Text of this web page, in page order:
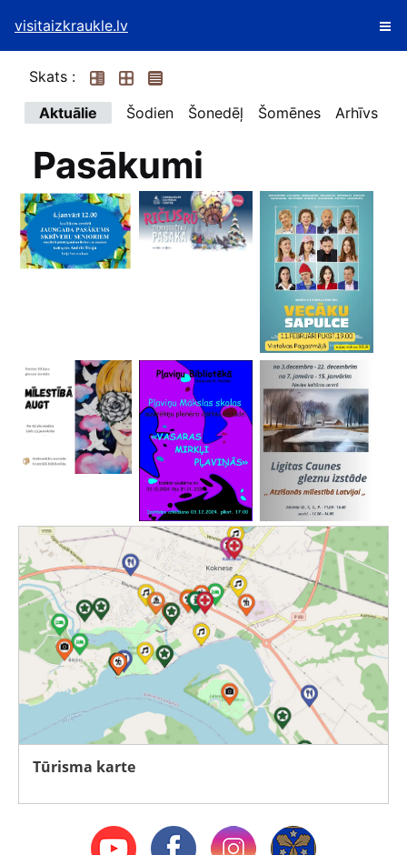
visitaizkraukle.lv
Skats :
Aktuālie
Šodien Šonedēļ Šomēnes Arhīvs
Pasākumi
Tūrisma karte